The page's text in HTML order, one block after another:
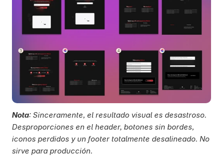
Nota: Sinceramente, el resultado visual es desastroso.
Desproporciones en el header, botones sin bordes,
iconos perdidos y un footer totalmente desalineado. No
sirve para producción.